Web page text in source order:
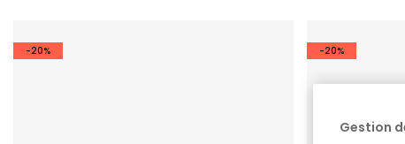
-20% -20%
Gestion